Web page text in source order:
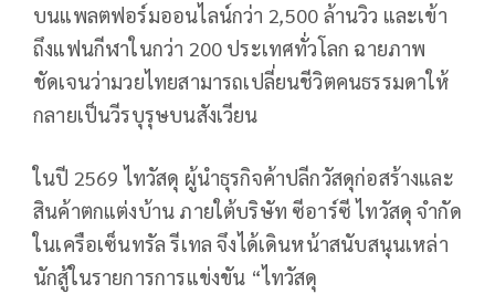
บนแพลตฟอร์มออนไลน์กว่า 2,500 ล้านวิว และเข้า
ถึงแฟนกีฬาในกว่า 200 ประเทศทั่วโลก ฉายภาพ
ชัดเจนว่ามวยไทยสามารถเปลี่ยนชีวิตคนธรรมดาให้
กลายเป็นวีรบุรุษบนสังเวียน
ในปี 2569 ไทวัสดุ ผู้นำธุรกิจค้าปลีกวัสดุก่อสร้างและ
สินค้าตกแต่งบ้าน ภายใต้บริษัท ซีอาร์ซี ไทวัสดุ จำกัด
ในเครือเซ็นทรัล รีเทล จึงได้เดินหน้าสนับสนุนเหล่า
นักสู้ในรายการการแข่งขัน “ไทวัสดุ